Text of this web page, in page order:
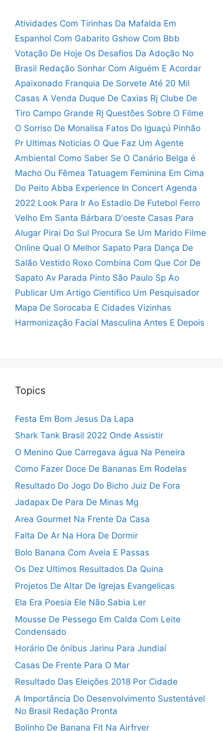
Atividades Com Tirinhas Da Mafalda Em
Espanhol Com Gabarito Gshow Com Bbb
Votação De Hoje Os Desafios Da Adoção No
Brasil Redação Sonhar Com Alguém E Acordar
Apaixonado Franquia De Sorvete Até 20 Mil
Casas A Venda Duque De Caxias Rj Clube De
Tiro Campo Grande Rj Questões Sobre O Filme
O Sorriso De Monalisa Fatos Do Iguaçú Pinhão
Pr Ultimas Noticias O Que Faz Um Agente
Ambiental Como Saber Se O Canário Belga é
Macho Ou Fêmea Tatuagem Feminina Em Cima
Do Peito Abba Experience In Concert Agenda
2022 Look Para Ir Ao Estadio De Futebol Ferro
Velho Em Santa Bárbara D'oeste Casas Para
Alugar Pirai Do Sul Procura Se Um Marido Filme
Online Qual O Melhor Sapato Para Dança De
Salão Vestido Roxo Combina Com Que Cor De
Sapato Av Parada Pinto São Paulo Sp Ao
Publicar Um Artigo Cientifico Um Pesquisador
Mapa De Sorocaba E Cidades Vizinhas
Harmonização Facial Masculina Antes E Depois
Topics
Festa Em Bom Jesus Da Lapa
Shark Tank Brasil 2022 Onde Assistir
O Menino Que Carregava água Na Peneira
Como Fazer Doce De Bananas Em Rodelas
Resultado Do Jogo Do Bicho Juiz De Fora
Jadapax De Para De Minas Mg
Area Gourmet Na Frente Da Casa
Falta De Ar Na Hora De Dormir
Bolo Banana Com Aveia E Passas
Os Dez Ultimos Resultados Da Quina
Projetos De Altar De Igrejas Evangelicas
Ela Era Poesia Ele Não Sabia Ler
Mousse De Pessego Em Calda Com Leite
Condensado
Horário De ônibus Jarinu Para Jundiaí
Casas De Frente Para O Mar
Resultado Das Eleições 2018 Por Cidade
A Importância Do Desenvolvimento Sustentável
No Brasil Redação Pronta
Bolinho De Banana Fit Na Airfryer